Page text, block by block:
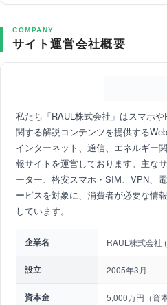
COMPANY
サイト運営会社概要
私たち「RAUL株式会社」はスマホ
関する解説コンテンツを提供する
インターネット、通信、エネルギー
報サイトを運営しております。主な
ーター、格安スマホ・SIM、VPN、
ービスを対象に、消費者が必要な情
しています。
企業名 RAUL株式会社
設立 2005年3月
資本金 5,000万円（資